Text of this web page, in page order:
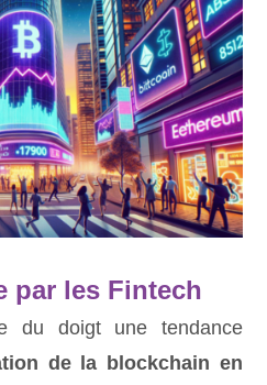
par les Fintech
du doigt une tendance
de la blockchain en